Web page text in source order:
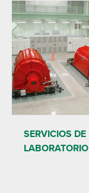
SERVICIOS DE
LABORATORIO